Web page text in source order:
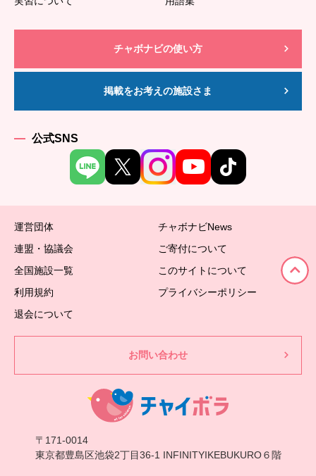
チャボナビの使い方
掲載をお考えの施設さま
公式SNS
運営団体
チャボナビNews
連盟・協議会
ご寄付について
全国施設一覧
このサイトについて
利用規約
プライバシーポリシー
退会について
お問い合わせ
〒171-0014
東京都豊島区池袋2丁目36-1 INFINITYIKEBUKURO６階